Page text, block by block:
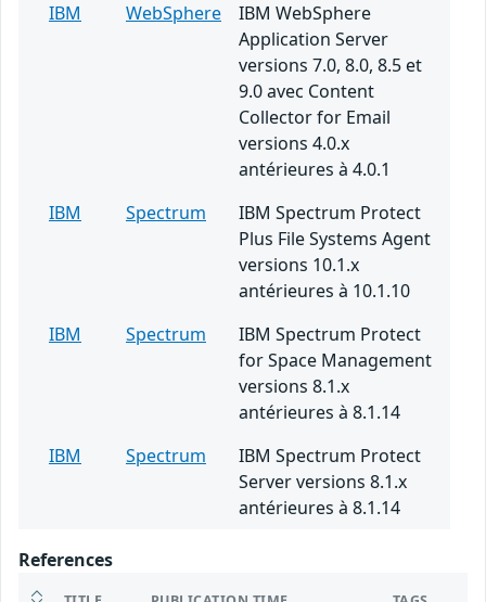
IBM
WebSphere
IBM WebSphere
Application Server
versions 7.0, 8.0, 8.5 et
9.0 avec Content
Collector for Email
versions 4.0.x
antérieures à 4.0.1
IBM
Spectrum
IBM Spectrum Protect
Plus File Systems Agent
versions 10.1.x
antérieures à 10.1.10
IBM
Spectrum
IBM Spectrum Protect
for Space Management
versions 8.1.x
antérieures à 8.1.14
IBM
Spectrum
IBM Spectrum Protect
Server versions 8.1.x
antérieures à 8.1.14
References